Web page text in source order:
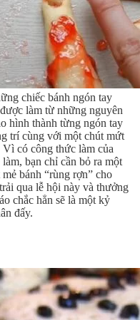
chiếc bánh ngón tay
làm từ những nguyên
hình thành từng ngón tay
trí cùng với một chút mứt
Vì có công thức làm của
bạn chỉ cần bỏ ra một
bánh “rùng rợn” cho
qua lễ hội này và thưởng
chắc hẳn sẽ là một kỷ
đấy.